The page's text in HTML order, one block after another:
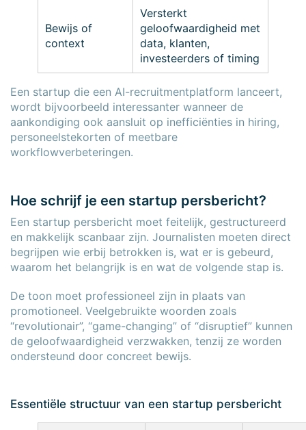
Bewijs of
context
Versterkt
geloofwaardigheid met
data, klanten,
investeerders of timing
Een startup die een AI-recruitmentplatform lanceert,
wordt bijvoorbeeld interessanter wanneer de
aankondiging ook aansluit op inefficiënties in hiring,
personeelstekorten of meetbare
workflowverbeteringen.
Hoe schrijf je een startup persbericht?
Een startup persbericht moet feitelijk, gestructureerd
en makkelijk scanbaar zijn. Journalisten moeten direct
begrijpen wie erbij betrokken is, wat er is gebeurd,
waarom het belangrijk is en wat de volgende stap is.
De toon moet professioneel zijn in plaats van
promotioneel. Veelgebruikte woorden zoals
“revolutionair”, “game-changing” of “disruptief” kunnen
de geloofwaardigheid verzwakken, tenzij ze worden
ondersteund door concreet bewijs.
Essentiële structuur van een startup persbericht